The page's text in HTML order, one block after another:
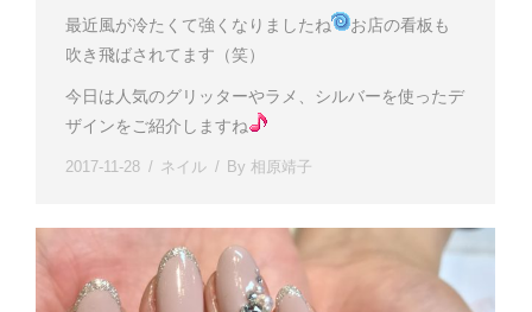
最近風が冷たくて強くなりましたね
お店の看板も
吹き飛ばされてます（笑）
今日は人気のグリッターやラメ、シルバーを使ったデ
ザインをご紹介しますね
2017-11-28 ネイル By 相原靖子